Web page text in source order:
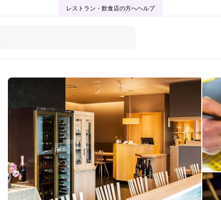
レストラン・飲食店の方へヘルプ